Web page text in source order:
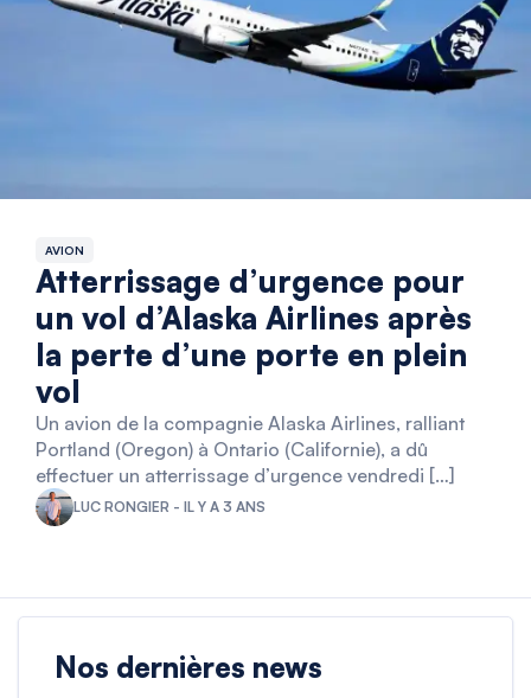
AVION
Atterrissage d’urgence pour
un vol d’Alaska Airlines après
la perte d’une porte en plein
vol
Un avion de la compagnie Alaska Airlines, ralliant
Portland (Oregon) à Ontario (Californie), a dû
effectuer un atterrissage d’urgence vendredi […]
LUC RONGIER - IL Y A 3 ANS
Nos dernières news